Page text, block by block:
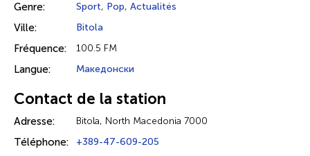
Genre: Sport, Pop, Actualités
Ville: Bitola
Fréquence: 100.5 FM
Langue: Македонски
Contact de la station
Adresse: Bitola, North Macedonia 7000
Téléphone: +389-47-609-205